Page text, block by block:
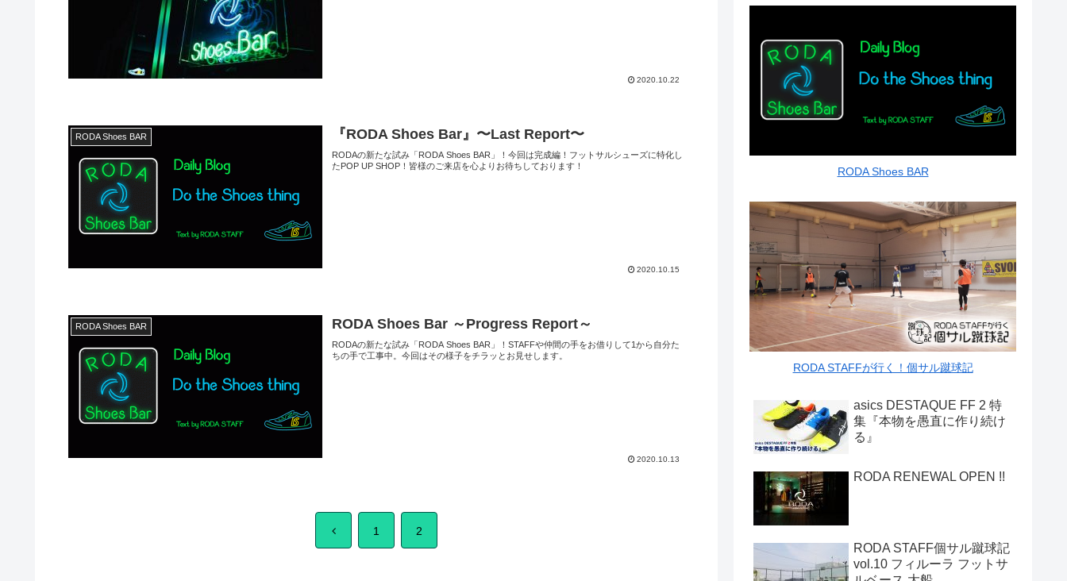
2020.10.22
RODA Shoes BAR 『RODA Shoes Bar』〜Last Report〜
RODAの新たな試み「RODA Shoes BAR」！今回は完成編！フットサルシューズに特化し
たPOP UP SHOP！皆様のご来店を心よりお待ちしております！
2020.10.15
RODA Shoes BAR RODA Shoes Bar ～Progress Report～
RODAの新たな試み「RODA Shoes BAR」！STAFFや仲間の手をお借りして1から自分た
ちの手で工事中。今回はその様子をチラッとお見せします。
2020.10.13
前 1 2
RODA Shoes BAR
RODA STAFFが行く！個サル蹴球記
asics DESTAQUE FF 2 特
集『本物を愚直に作り続け
る』
RODA RENEWAL OPEN !!
RODA STAFF個サル蹴球記
vol.10 フィルーラ フットサ